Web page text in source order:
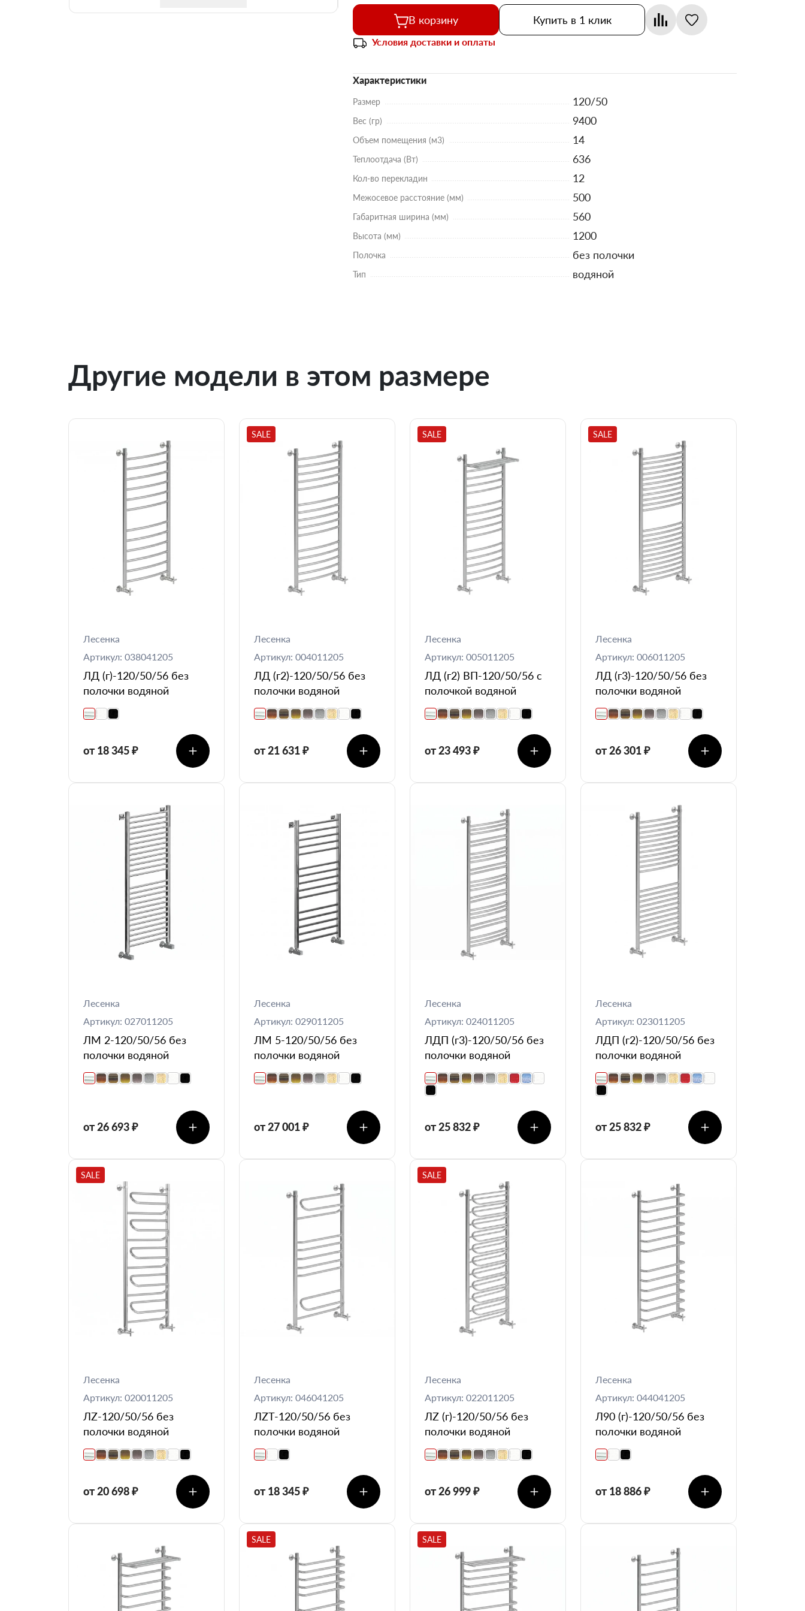
В корзину Купить в 1 клик
Условия доставки и оплаты
Характеристики
Размер 120/50
Вес (гр) 9400
Объем помещения (м3) 14
Теплоотдача (Вт) 636
Кол-во перекладин 12
Межосевое расстояние (мм) 500
Габаритная ширина (мм) 560
Высота (мм) 1200
Полочка без полочки
Тип водяной
Другие модели в этом размере
Лесенка
Артикул: 038041205
ЛД (г)-120/50/56 без
полочки водяной
от 18 345 ₽
SALE
Лесенка
Артикул: 004011205
ЛД (г2)-120/50/56 без
полочки водяной
от 21 631 ₽
SALE
Лесенка
Артикул: 005011205
ЛД (г2) ВП-120/50/56 с
полочкой водяной
от 23 493 ₽
SALE
Лесенка
Артикул: 006011205
ЛД (г3)-120/50/56 без
полочки водяной
от 26 301 ₽
Лесенка
Артикул: 027011205
ЛМ 2-120/50/56 без
полочки водяной
от 26 693 ₽
Лесенка
Артикул: 029011205
ЛМ 5-120/50/56 без
полочки водяной
от 27 001 ₽
Лесенка
Артикул: 024011205
ЛДП (г3)-120/50/56 без
полочки водяной
от 25 832 ₽
Лесенка
Артикул: 023011205
ЛДП (г2)-120/50/56 без
полочки водяной
от 25 832 ₽
SALE
Лесенка
Артикул: 020011205
ЛZ-120/50/56 без
полочки водяной
от 20 698 ₽
Лесенка
Артикул: 046041205
ЛZT-120/50/56 без
полочки водяной
от 18 345 ₽
SALE
Лесенка
Артикул: 022011205
ЛZ (г)-120/50/56 без
полочки водяной
от 26 999 ₽
Лесенка
Артикул: 044041205
Л90 (г)-120/50/56 без
полочки водяной
от 18 886 ₽
SALE SALE